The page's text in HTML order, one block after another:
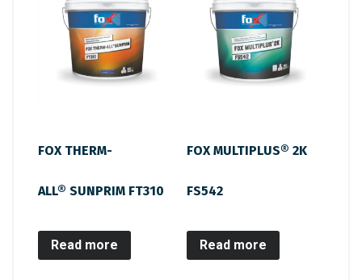
FOX THERM-
ALL® SUNPRIM FT310
Read more
FOX MULTIPLUS® 2K
FS542
Read more